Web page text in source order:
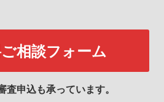
取り扱いにつきまして、ご意見・
申し上げます。
ェブビーコンについて
のページでCookie（クッキー）や
相談フォーム
査申込も承っています。